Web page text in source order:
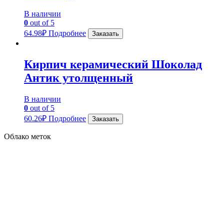
В наличии
0 out of 5
64.98₽ Подробнее Заказать
Кирпич керамический Шоколад
Антик утолщенный
В наличии
0 out of 5
60.26₽ Подробнее Заказать
Облако меток